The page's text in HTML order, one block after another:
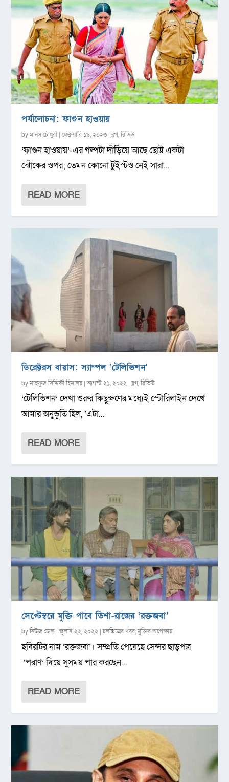
পর্যালোচনা: ফাগুন হাওয়ায়
byমানস চৌধুরী |ফেব্রুয়ারি ১৯, ২০২৩ |ব্লগ,রিভিউ
‘ফাগুন হাওয়ায়’-এর গল্পটা দাঁড়িয়ে আছে ছোট্ট একটা
ঝোঁকের ওপর; তেমন কোনো টুইস্টও নেই সারা...
READ MORE
ডিরেক্টরস বায়াস: স্যাম্পল ‘টেলিভিশন’
byমাহফুজ সিদ্দিকী হিমালয়|আগস্ট ২১, ২০২২ |ব্লগ,রিভিউ
‘টেলিভিশন’ দেখা শুরুর কিছুক্ষণের মধ্যেই স্টোরিলাইন দেখে
আমার অনুভূতি ছিল, ‘এটা...
READ MORE
সেপ্টেম্বরে মুক্তি পাবে তিশা-রাজের ‘রক্তজবা’
byনিউজ ডেস্ক |জুলাই ২২, ২০২২ |চলচ্চিত্রের খবর,মুক্তির অপেক্ষায়
ছবিরটির নাম ‘রক্তজবা’। সম্প্রতি পেয়েছে সেন্সর ছাড়পত্র
‘পরাণ’ দিয়ে সুসময় পার করছেন...
READ MORE